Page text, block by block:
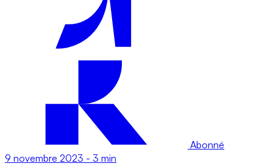
Abonné
9 novembre 2023 - 3 min